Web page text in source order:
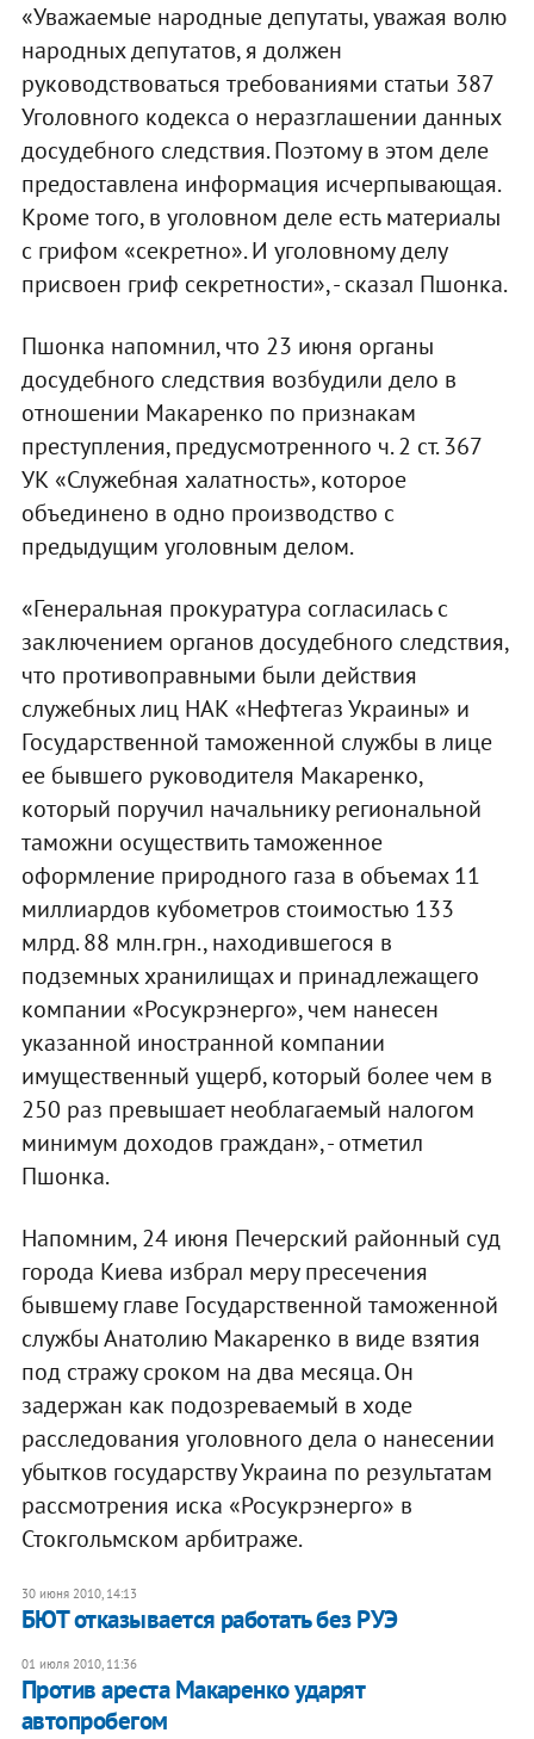
«Уважаемые народные депутаты, уважая волю
народных депутатов, я должен
руководствоваться требованиями статьи 387
Уголовного кодекса о неразглашении данных
досудебного следствия. Поэтому в этом деле
предоставлена информация исчерпывающая.
Кроме того, в уголовном деле есть материалы
с грифом «секретно». И уголовному делу
присвоен гриф секретности», - сказал Пшонка.
Пшонка напомнил, что 23 июня органы
досудебного следствия возбудили дело в
отношении Макаренко по признакам
преступления, предусмотренного ч. 2 ст. 367
УК «Служебная халатность», которое
объединено в одно производство с
предыдущим уголовным делом.
«Генеральная прокуратура согласилась с
заключением органов досудебного следствия,
что противоправными были действия
служебных лиц НАК «Нефтегаз Украины» и
Государственной таможенной службы в лице
ее бывшего руководителя Макаренко,
который поручил начальнику региональной
таможни осуществить таможенное
оформление природного газа в объемах 11
миллиардов кубометров стоимостью 133
млрд. 88 млн.грн., находившегося в
подземных хранилищах и принадлежащего
компании «Росукрэнерго», чем нанесен
указанной иностранной компании
имущественный ущерб, который более чем в
250 раз превышает необлагаемый налогом
минимум доходов граждан», - отметил
Пшонка.
Напомним, 24 июня Печерский районный суд
города Киева избрал меру пресечения
бывшему главе Государственной таможенной
службы Анатолию Макаренко в виде взятия
под стражу сроком на два месяца. Он
задержан как подозреваемый в ходе
расследования уголовного дела о нанесении
убытков государству Украина по результатам
рассмотрения иска «Росукрэнерго» в
Стокгольмском арбитраже.
30 июня 2010, 14:13
БЮТ отказывается работать без РУЭ
01 июля 2010, 11:36
Против ареста Макаренко ударят
автопробегом